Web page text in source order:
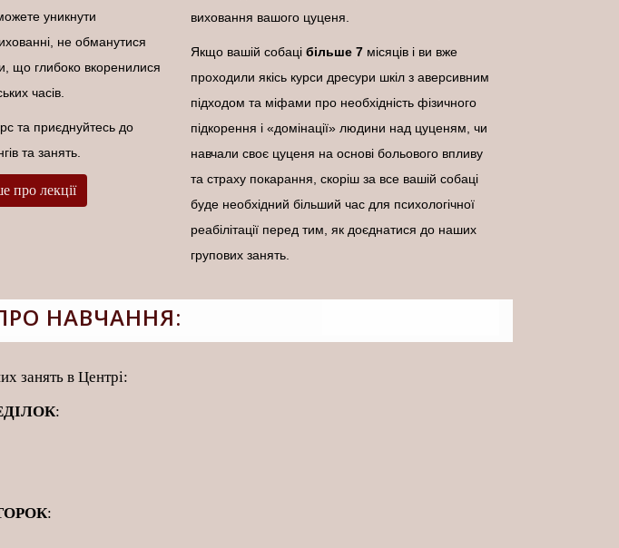
уникнути
не обманутися
що глибоко вкоренилися
часів.
та приєднуйтесь до
та занять.
про лекції
виховання вашого цуценя.
Якщо вашій собаці більше 7місяців і ви вже
проходили якісь курси дресури шкіл з аверсивним
підходом та міфами про необхідність фізичного
підкорення і «домінації» людини над цуценям, чи
навчали своє цуценя на основі больового впливу
та страху покарання, скоріш за все вашій собаці
буде необхідний більший час для психологічної
реабілітації перед тим, як доєднатися до наших
групових занять.
НАВЧАННЯ:
занять в Центрі:
:
: